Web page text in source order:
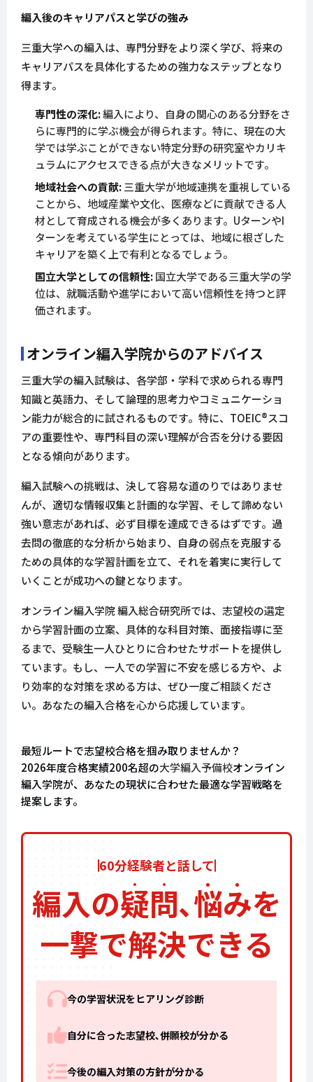
編入後のキャリアパスと学びの強み
三重大学への編入は、専門分野をより深く学び、将来の
キャリアパスを具体化するための強力なステップとなり
得ます。
専門性の深化:編入により、自身の関心のある分野をさ
らに専門的に学ぶ機会が得られます。特に、現在の大
学では学ぶことができない特定分野の研究室やカリキ
ュラムにアクセスできる点が大きなメリットです。
地域社会への貢献:三重大学が地域連携を重視している
ことから、地域産業や文化、医療などに貢献できる人
材として育成される機会が多くあります。UターンやI
ターンを考えている学生にとっては、地域に根ざした
キャリアを築く上で有利となるでしょう。
国立大学としての信頼性:国立大学である三重大学の学
位は、就職活動や進学において高い信頼性を持つと評
価されます。
オンライン編入学院からのアドバイス
三重大学の編入試験は、各学部・学科で求められる専門
知識と英語力、そして論理的思考力やコミュニケーショ
ン能力が総合的に試されるものです。特に、TOEIC®スコ
アの重要性や、専門科目の深い理解が合否を分ける要因
となる傾向があります。
編入試験への挑戦は、決して容易な道のりではありませ
んが、適切な情報収集と計画的な学習、そして諦めない
強い意志があれば、必ず目標を達成できるはずです。過
去問の徹底的な分析から始まり、自身の弱点を克服する
ための具体的な学習計画を立て、それを着実に実行して
いくことが成功への鍵となります。
オンライン編入学院 編入総合研究所では、志望校の選定
から学習計画の立案、具体的な科目対策、面接指導に至
るまで、受験生一人ひとりに合わせたサポートを提供し
ています。もし、一人での学習に不安を感じる方や、よ
り効率的な対策を求める方は、ぜひ一度ご相談くださ
い。あなたの編入合格を心から応援しています。
最短ルートで志望校合格を掴み取りませんか？
2026年度合格実績200名超の大学編入予備校オンライン
編入学院が、あなたの現状に合わせた最適な学習戦略を
提案します。
60分経験者と話して
編入の疑問､悩みを
一撃で解決できる
今の学習状況をヒアリング診断
自分に合った志望校､併願校が分かる
今後の編入対策の方針が分かる